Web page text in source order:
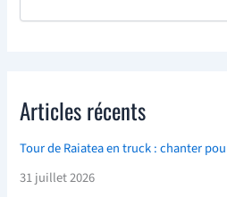
Articles récents
Tour de Raiatea en truck : chanter
31 juillet 2026